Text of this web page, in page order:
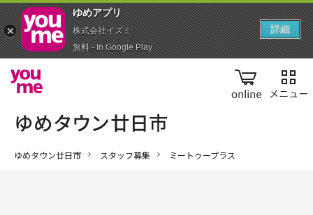
online
ゆめタウン廿日市 スタッフ募集 ミートゥープラス
ゆめアプ‪リ‬
株式会社イズミ
無料 - In Google Play
詳細